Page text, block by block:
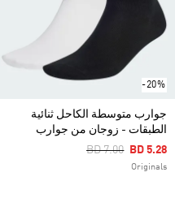
-20%
جوارب متوسطة الكاحل ثنائية
الطبقات - زوجان من جوارب
Price Reduced
BD 7.00ToBD 5.28
Originals